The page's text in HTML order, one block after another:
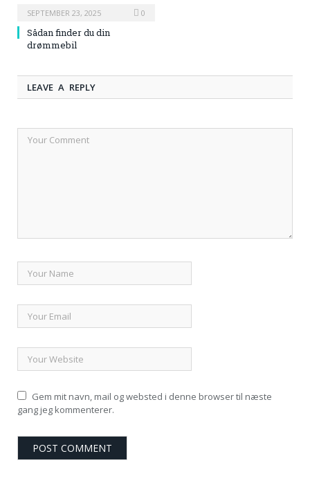
SEPTEMBER 23, 2025 0
Sådan finder du din
drømmebil
LEAVE A REPLY
Gem mit navn, mail og websted i denne browser til næste
gang jeg kommenterer.